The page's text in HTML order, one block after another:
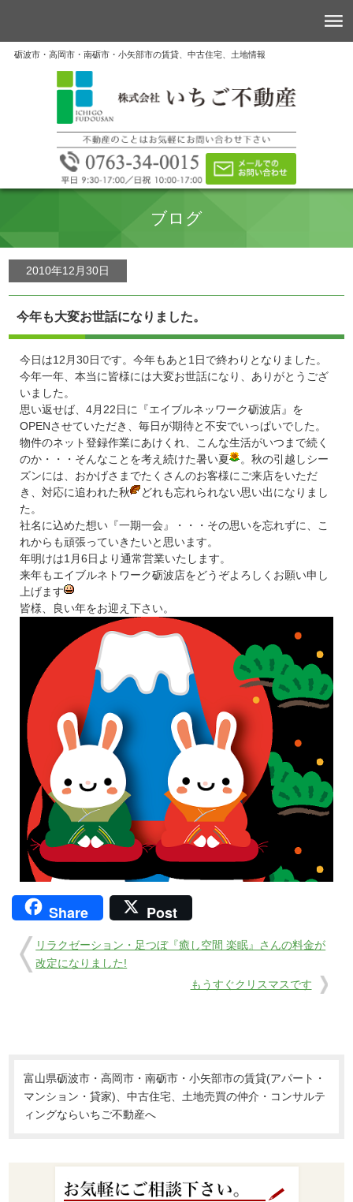
砺波市・高岡市・南砺市・小矢部市の賃貸、中古住宅、土地情報
ブログ
2010年12月30日
今年も大変お世話になりました。
今日は12月30日です。今年もあと1日で終わりとなりました。
今年一年、本当に皆様には大変お世話になり、ありがとうござ
いました。
思い返せば、4月22日に『エイブルネッワーク砺波店』を
OPENさせていただき、毎日が期待と不安でいっぱいでした。
物件のネット登録作業にあけくれ、こんな生活がいつまで続く
のか・・・そんなことを考え続けた暑い夏
。秋の引越しシー
ズンには、おかげさまでたくさんのお客様にご来店をいただ
き、対応に追われた秋
どれも忘れられない思い出になりまし
た。
社名に込めた想い『一期一会』・・・その思いを忘れずに、こ
れからも頑張っていきたいと思います。
年明けは1月6日より通常営業いたします。
来年もエイブルネトワーク砺波店をどうぞよろしくお願い申し
上げます
皆様、良い年をお迎え下さい。
Share Post
リラクゼーション・足つぼ『癒し空間 楽眠』さんの料金が
改定になりました!
もうすぐクリスマスです
富山県砺波市・高岡市・南砺市・小矢部市の賃貸(アパート・
マンション・貸家)、中古住宅、土地売買の仲介・コンサルテ
ィングならいちご不動産へ